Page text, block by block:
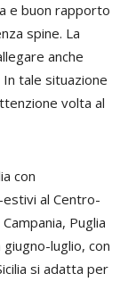
e buon rapporto
spine. La
anche
In tale situazione
volta al
con
al Centro-
Puglia
luglio, con
si adatta per